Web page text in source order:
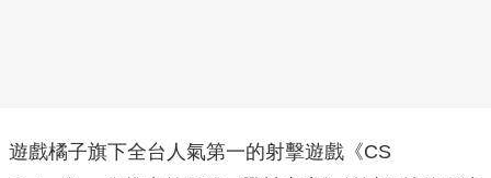
遊戲橘子旗下全台人氣第一的射擊遊戲《CS